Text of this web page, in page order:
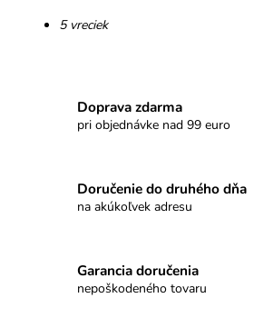
5 vreciek
Doprava zdarma
pri objednávke nad 99 euro
Doručenie do druhého dňa
na akúkoľvek adresu
Garancia doručenia
nepoškodeného tovaru